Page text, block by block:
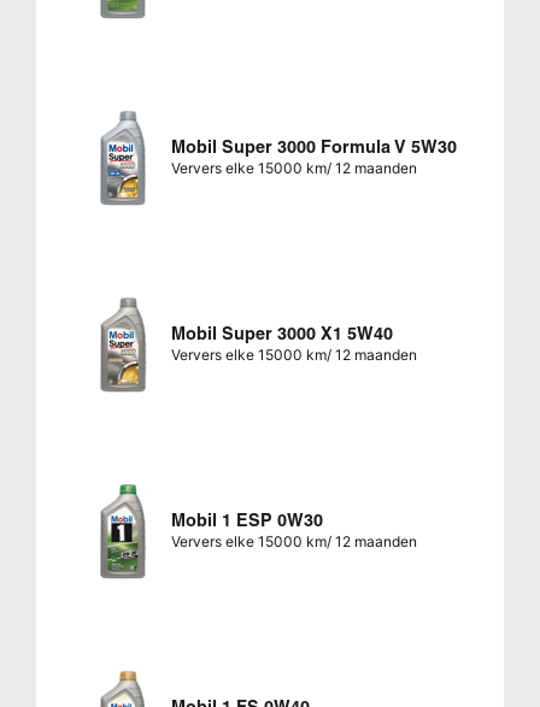
Mobil Super 3000 Formula V 5W30
Ververs elke 15000 km/ 12 maanden
Mobil Super 3000 X1 5W40
Ververs elke 15000 km/ 12 maanden
Mobil 1 ESP 0W30
Ververs elke 15000 km/ 12 maanden